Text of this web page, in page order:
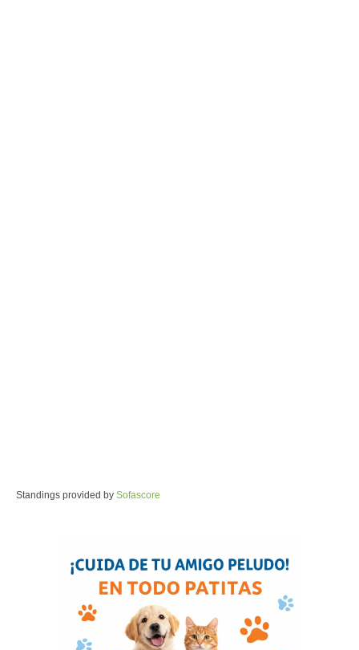
Standings provided by Sofascore